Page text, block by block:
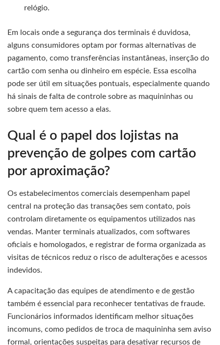
relógio.
Em locais onde a segurança dos terminais é duvidosa,
alguns consumidores optam por formas alternativas de
pagamento, como transferências instantâneas, inserção do
cartão com senha ou dinheiro em espécie. Essa escolha
pode ser útil em situações pontuais, especialmente quando
há sinais de falta de controle sobre as maquininhas ou
sobre quem tem acesso a elas.
Qual é o papel dos lojistas na
prevenção de golpes com cartão
por aproximação?
Os estabelecimentos comerciais desempenham papel
central na proteção das transações sem contato, pois
controlam diretamente os equipamentos utilizados nas
vendas. Manter terminais atualizados, com softwares
oficiais e homologados, e registrar de forma organizada as
visitas de técnicos reduz o risco de adulterações e acessos
indevidos.
A capacitação das equipes de atendimento e de gestão
também é essencial para reconhecer tentativas de fraude.
Funcionários informados identificam melhor situações
incomuns, como pedidos de troca de maquininha sem aviso
formal, orientações suspeitas para desativar recursos de